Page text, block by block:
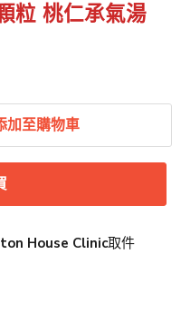
粒 桃仁承氣湯
加至購物車
House Clinic取件